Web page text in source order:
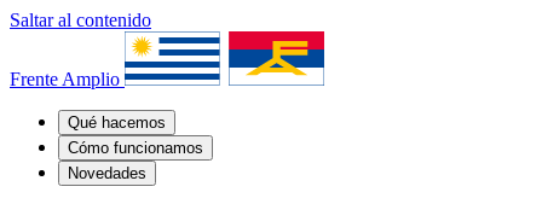
Saltar al contenido
Frente Amplio
Qué hacemos
Cómo funcionamos
Novedades